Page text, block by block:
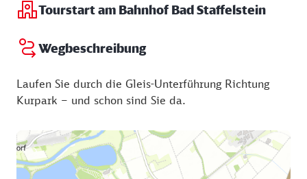
Tourstart am Bahnhof Bad Staffelstein
Wegbeschreibung
Laufen Sie durch die Gleis-Unterführung Richtung
Kurpark – und schon sind Sie da.